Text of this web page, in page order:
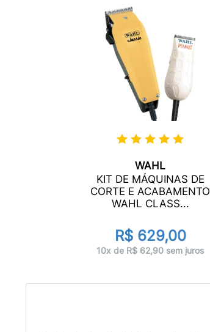
WAHL
KIT DE MÁQUINAS DE
CORTE E ACABAMENTO
WAHL CLASS...
R$ 629,00
10x de R$ 62,90 sem juros